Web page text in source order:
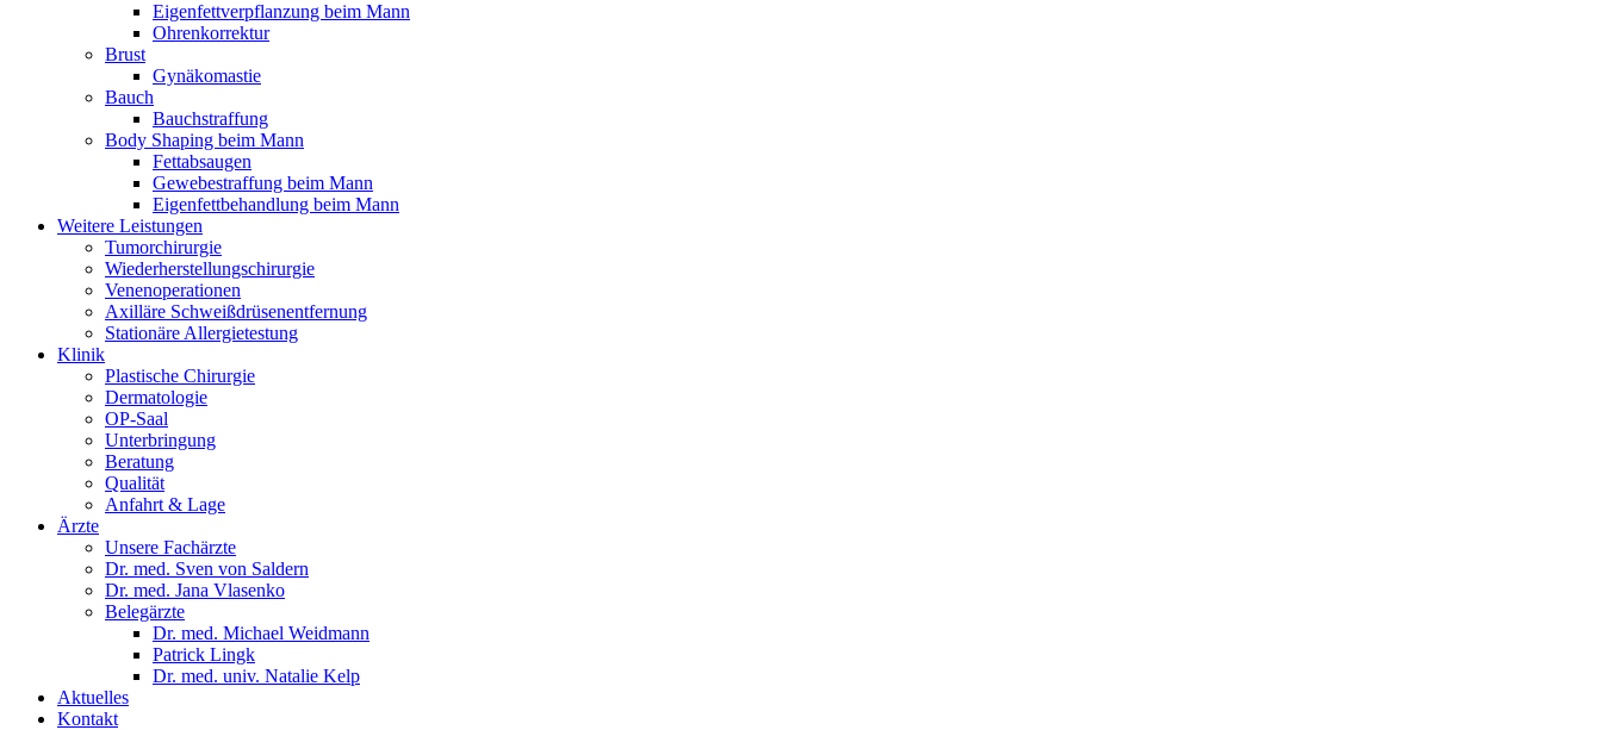
Eigenfettverpflanzung beim Mann
Ohrenkorrektur
Brust
Gynäkomastie
Bauch
Bauchstraffung
Body Shaping beim Mann
Fettabsaugen
Gewebestraffung beim Mann
Eigenfettbehandlung beim Mann
Weitere Leistungen
Tumorchirurgie
Wiederherstellungschirurgie
Venenoperationen
Axilläre Schweißdrüsenentfernung
Stationäre Allergietestung
Klinik
Plastische Chirurgie
Dermatologie
OP-Saal
Unterbringung
Beratung
Qualität
Anfahrt & Lage
Ärzte
Unsere Fachärzte
Dr. med. Sven von Saldern
Dr. med. Jana Vlasenko
Belegärzte
Dr. med. Michael Weidmann
Patrick Lingk
Dr. med. univ. Natalie Kelp
Aktuelles
Kontakt